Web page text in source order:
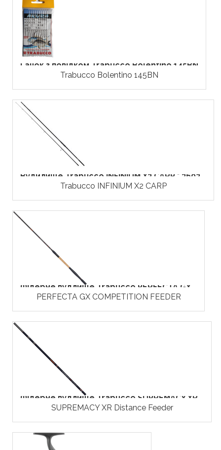
Гачок з повідком Trabucco Bolentino 145BN
Trabucco Bolentino 145BN
Вудилище Trabucco INFINIUM X2 CARP * 3602...
Trabucco INFINIUM X2 CARP
Фідерне вудлище Trabucco PERFECTA GX...
PERFECTA GX COMPETITION FEEDER
Фідерне вудлище Trabucco SUPREMACY XR...
SUPREMACY XR Distance Feeder